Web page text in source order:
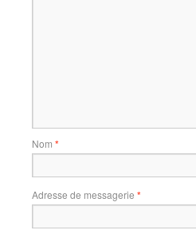
Nom *
Adresse de messagerie *